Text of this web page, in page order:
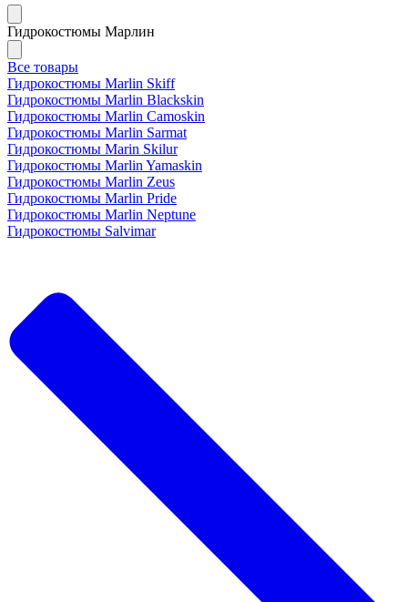
Гидрокостюмы Марлин
Все товары
Гидрокостюмы Marlin Skiff
Гидрокостюмы Marlin Blackskin
Гидрокостюмы Marlin Camoskin
Гидрокостюмы Marlin Sarmat
Гидрокостюмы Marin Skilur
Гидрокостюмы Marlin Yamaskin
Гидрокостюмы Marlin Zeus
Гидрокостюмы Marlin Pride
Гидрокостюмы Marlin Neptune
Гидрокостюмы Salvimar